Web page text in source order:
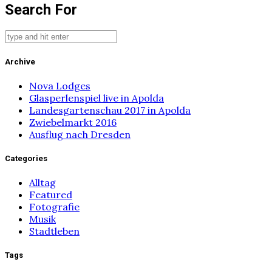
Search For
Archive
Nova Lodges
Glasperlenspiel live in Apolda
Landesgartenschau 2017 in Apolda
Zwiebelmarkt 2016
Ausflug nach Dresden
Categories
Alltag
Featured
Fotografie
Musik
Stadtleben
Tags